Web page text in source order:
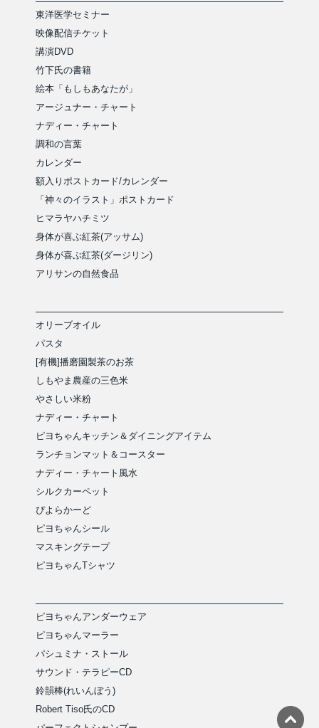
東洋医学セミナー
映像配信チケット
講演DVD
竹下氏の書籍
絵本「もしもあなたが」
アージュナー・チャート
ナディー・チャート
調和の言葉
カレンダー
額入りポストカード/カレンダー
「神々のイラスト」ポストカード
ヒマラヤハチミツ
身体が喜ぶ紅茶(アッサム)
身体が喜ぶ紅茶(ダージリン)
アリサンの自然食品
オリーブオイル
パスタ
[有機]播磨園製茶のお茶
しもやま農産の三色米
やさしい米粉
ナディー・チャート
ピヨちゃんキッチン＆ダイニングアイテム
ランチョンマット＆コースター
ナディー・チャート風水
シルクカーペット
ぴよらかーど
ピヨちゃんシール
マスキングテープ
ピヨちゃんTシャツ
ピヨちゃんアンダーウェア
ピヨちゃんマーラー
パシュミナ・ストール
サウンド・テラピーCD
鈴韻棒(れいんぼう)
Robert Tiso氏のCD